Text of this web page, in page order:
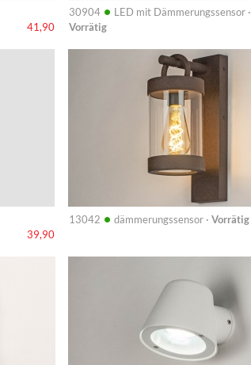
41,90
30904 • LED mit Dämmerungssensor ·
Vorrätig
39,90
13042 • dämmerungssensor · Vorrätig
Info
Info